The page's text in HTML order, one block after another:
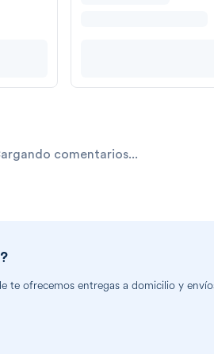
comentarios...
?
te ofrecemos entregas a domicilio y